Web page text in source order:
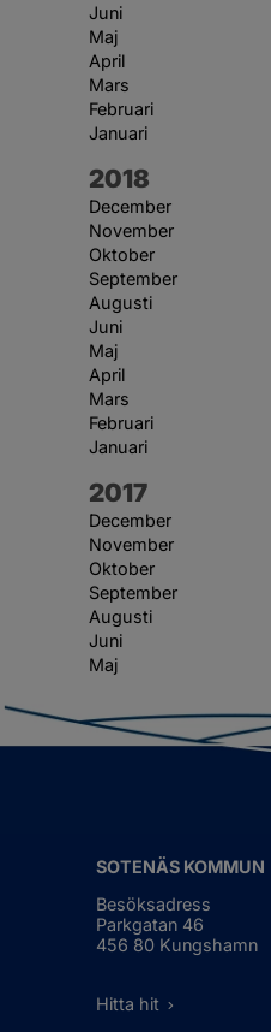
Juni
Maj
April
Mars
Februari
Januari
År:
2018
December
November
Oktober
September
Augusti
Juni
Maj
April
Mars
Februari
Januari
År:
2017
December
November
Oktober
September
Augusti
Juni
Maj
SOTENÄS KOMMUN
Besöksadress
Parkgatan 46
456 80 Kungshamn
Hitta hit